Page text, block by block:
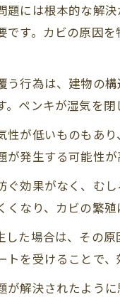
題には根本的な解
です。カビの原因
う行為は、建物の
ペンキが湿気を
性が低いものもあ
発生する可能性が
ぐ効果がなく、む
なり、カビの繁殖
した場合は、その
を受けることで
が解決されたよう